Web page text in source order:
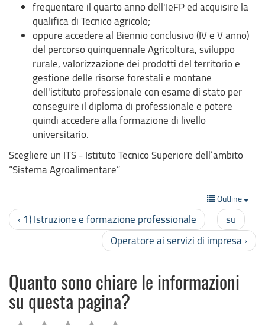
frequentare il quarto anno dell'IeFP ed acquisire la
qualifica di Tecnico agricolo;
oppure accedere al Biennio conclusivo (IV e V anno)
del percorso quinquennale Agricoltura, sviluppo
rurale, valorizzazione dei prodotti del territorio e
gestione delle risorse forestali e montane
dell'istituto professionale con esame di stato per
conseguire il diploma di professionale e potere
quindi accedere alla formazione di livello
universitario.
Scegliere un ITS - Istituto Tecnico Superiore dell’ambito
“Sistema Agroalimentare”
Outline
‹ 1) Istruzione e formazione professionale
su
Operatore ai servizi di impresa ›
Quanto sono chiare le informazioni
su questa pagina?